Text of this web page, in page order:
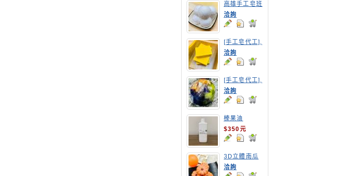
高雄手工皂班
洽詢
[手工皂代工],
南瓜手工皂
洽詢
[手工皂代工],
寶石皂
洽詢
榛果油
$350元
3D立體南瓜
手工皂
洽詢